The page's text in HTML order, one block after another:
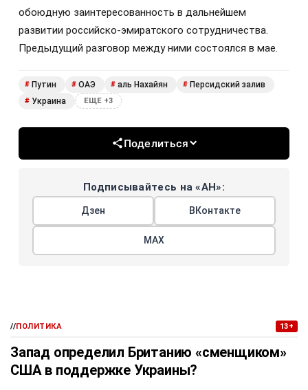
обоюдную заинтересованность в дальнейшем
развитии российско-эмиратского сотрудничества.
Предыдущий разговор между ними состоялся в мае.
# Путин # ОАЭ # аль Нахайян # Персидский залив
# Украина ЕЩЕ +3
Поделиться
Подписывайтесь на «АН»:
Дзен ВКонтакте
МАХ
//ПОЛИТИКА 13+
Запад определил Британию «сменщиком»
США в поддержке Украины?